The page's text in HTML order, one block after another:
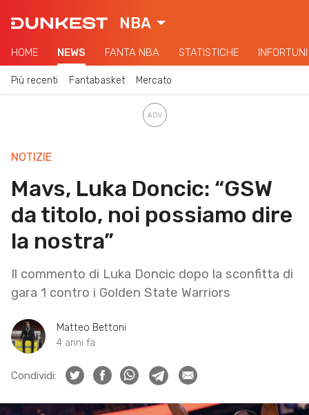
NBA
HOME NEWS FANTA NBA STATISTICHE INFORTUNI
Più recenti Fantabasket Mercato
NOTIZIE
Mavs, Luka Doncic: “GSW
da titolo, noi possiamo dire
la nostra”
Il commento di Luka Doncic dopo la sconfitta di
gara 1 contro i Golden State Warriors
Matteo Bettoni
4 anni fa
Condividi: